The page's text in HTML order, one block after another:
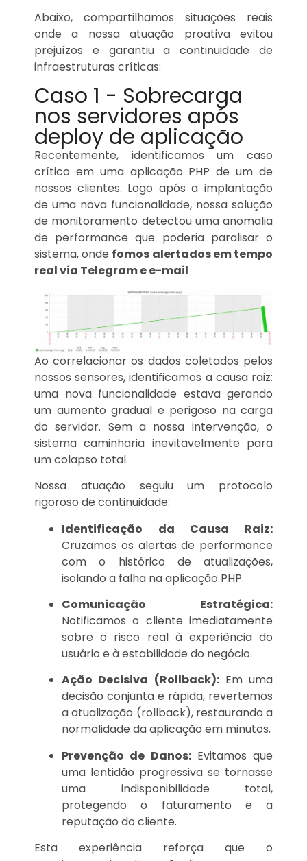
Abaixo, compartilhamos situações reais
onde a nossa atuação proativa evitou
prejuízos e garantiu a continuidade de
infraestruturas críticas:
Caso 1 - Sobrecarga
nos servidores após
deploy de aplicação
Recentemente, identificamos um caso
crítico em uma aplicação PHP de um de
nossos clientes. Logo após a implantação
de uma nova funcionalidade, nossa solução
de monitoramento detectou uma anomalia
de performance que poderia paralisar o
sistema, onde fomos alertados em tempo
real via Telegram e e-mail
Ao correlacionar os dados coletados pelos
nossos sensores, identificamos a causa raiz:
uma nova funcionalidade estava gerando
um aumento gradual e perigoso na carga
do servidor. Sem a nossa intervenção, o
sistema caminharia inevitavelmente para
um colapso total.
Nossa atuação seguiu um protocolo
rigoroso de continuidade:
Identificação da Causa Raiz:
Cruzamos os alertas de performance
com o histórico de atualizações,
isolando a falha na aplicação PHP.
Comunicação Estratégica:
Notificamos o cliente imediatamente
sobre o risco real à experiência do
usuário e à estabilidade do negócio.
Ação Decisiva (Rollback):Em uma
decisão conjunta e rápida, revertemos
a atualização (rollback), restaurando a
normalidade da aplicação em minutos.
Prevenção de Danos:Evitamos que
uma lentidão progressiva se tornasse
uma indisponibilidade total,
protegendo o faturamento e a
reputação do cliente.
Esta experiência reforça que o